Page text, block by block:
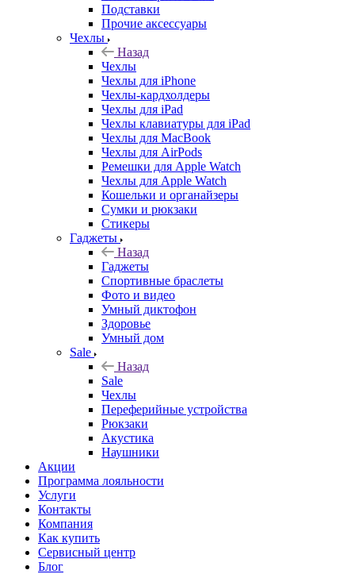
Подставки
Прочие аксессуары
Чехлы
Назад
Чехлы
Чехлы для iPhone
Чехлы-кардхолдеры
Чехлы для iPad
Чехлы клавиатуры для iPad
Чехлы для MacBook
Чехлы для AirPods
Ремешки для Apple Watch
Чехлы для Apple Watch
Кошельки и органайзеры
Сумки и рюкзаки
Стикеры
Гаджеты
Назад
Гаджеты
Спортивные браслеты
Фото и видео
Умный диктофон
Здоровье
Умный дом
Sale
Назад
Sale
Чехлы
Переферийные устройства
Рюкзаки
Акустика
Наушники
Акции
Программа лояльности
Услуги
Контакты
Компания
Как купить
Сервисный центр
Блог